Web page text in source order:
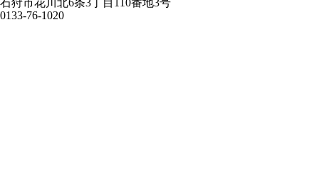
石狩市花川北6条3丁目110番地3号
0133-76-1020